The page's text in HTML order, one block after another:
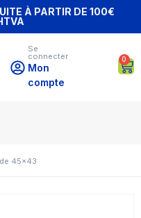
À PARTIR DE 100€
Se
connecter
Mon
compte
0
45×43